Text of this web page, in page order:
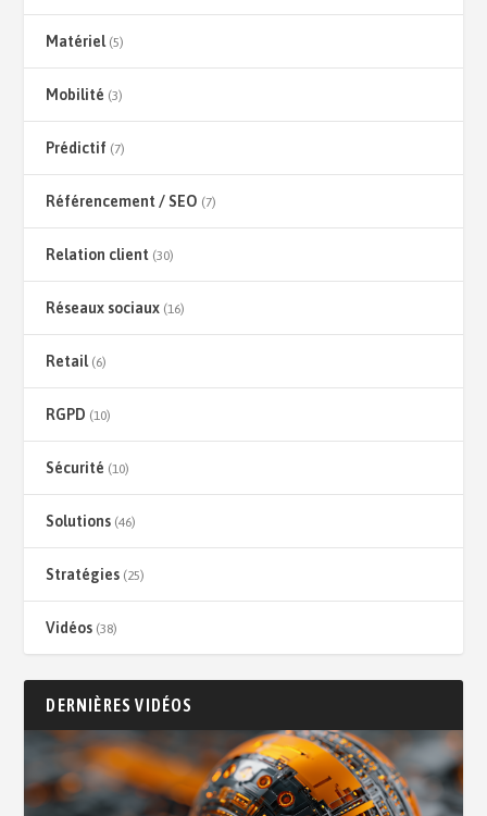
Matériel (5)
Mobilité (3)
Prédictif (7)
Référencement / SEO (7)
Relation client (30)
Réseaux sociaux (16)
Retail (6)
RGPD (10)
Sécurité (10)
Solutions (46)
Stratégies (25)
Vidéos (38)
DERNIÈRES VIDÉOS